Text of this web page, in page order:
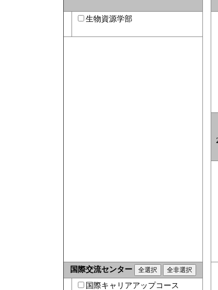
生物資源学部
国際交流センター
国際キャリアアップコース